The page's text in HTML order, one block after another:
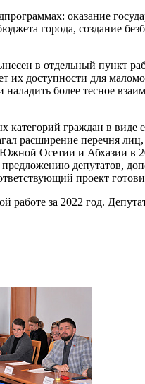
оказание
города, создание
в отдельный пункт
их доступности для
более тесное
граждан в виде
расширение перечня
Осетии и Абхазии в
депутатов,
проект
за 2022 год.